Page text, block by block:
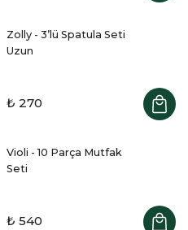
Zolly - 3’lü Spatula Seti
Uzun
₺ 270
Violi - 10 Parça Mutfak
Seti
₺ 540